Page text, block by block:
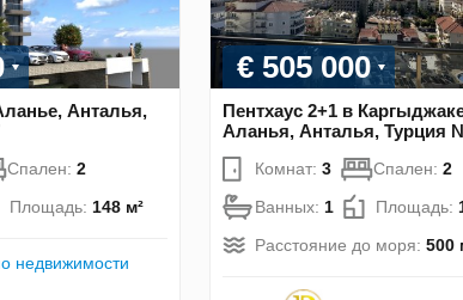
Анталья,
Спален: 2
Площадь: 148 м²
недвижимости
€ 505 000
Пентхаус 2+1 в
Аланья, Анталья, Турция
Комнат: 3 Спален: 2
Ванных: 1 Площадь:
Расстояние до моря: 500